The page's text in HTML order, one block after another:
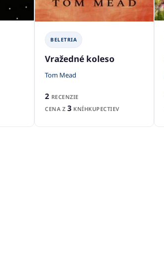
BELETRIA
Vražedné koleso
Tom Mead
2 RECENZIE
CENA Z 3 KNÍHKUPECTIEV